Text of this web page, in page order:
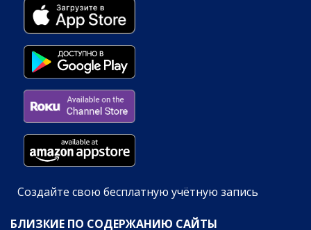
Создайте свою бесплатную учётную запись
БЛИЗКИЕ ПО СОДЕРЖАНИЮ САЙТЫ